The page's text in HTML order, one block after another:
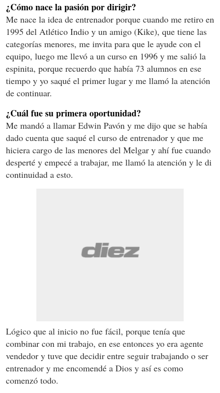
¿Cómo nace la pasión por dirigir?
Me nace la idea de entrenador porque cuando me retiro en
1995 del Atlético Indio y un amigo (Kike), que tiene las
categorías menores, me invita para que le ayude con el
equipo, luego me llevó a un curso en 1996 y me salió la
espinita, porque recuerdo que había 73 alumnos en ese
tiempo y yo saqué el primer lugar y me llamó la atención
de continuar.
¿Cuál fue su primera oportunidad?
Me mandó a llamar Edwin Pavón y me dijo que se había
dado cuenta que saqué el curso de entrenador y que me
hiciera cargo de las menores del Melgar y ahí fue cuando
desperté y empecé a trabajar, me llamó la atención y le di
continuidad a esto.
Lógico que al inicio no fue fácil, porque tenía que
combinar con mi trabajo, en ese entonces yo era agente
vendedor y tuve que decidir entre seguir trabajando o ser
entrenador y me encomendé a Dios y así es como
comenzó todo.